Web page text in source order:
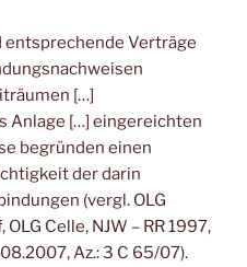
entsprechende Verträge
[…]
Anlage […] eingereichten
begründen einen
der darin
(vergl. OLG
Celle, NJW – RR 1997,
Az.: 3 C 65/07).